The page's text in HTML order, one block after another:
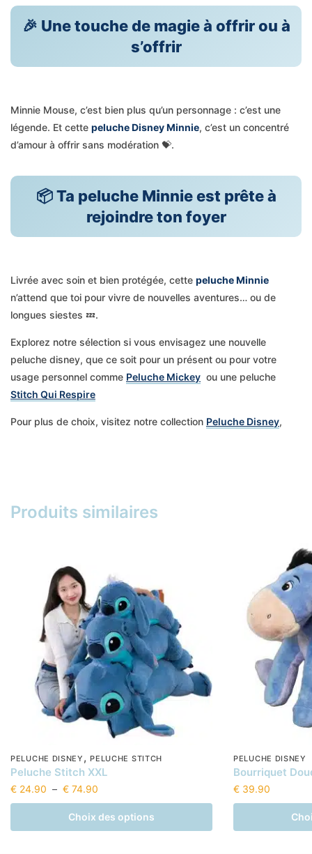
🎉 Une touche de magie à offrir ou à
s’offrir
Minnie Mouse, c’est bien plus qu’un personnage : c’est une
légende. Et cette peluche Disney Minnie, c’est un concentré
d’amour à offrir sans modération 💝.
📦 Ta peluche Minnie est prête à
rejoindre ton foyer
Livrée avec soin et bien protégée, cette peluche Minnie
n’attend que toi pour vivre de nouvelles aventures… ou de
longues siestes 💤.
Explorez notre sélection si vous envisagez une nouvelle
peluche disney, que ce soit pour un présent ou pour votre
usage personnel comme Peluche Mickey ou une peluche
Stitch Qui Respire
Pour plus de choix, visitez notre collection Peluche Disney,
Produits similaires
PELUCHE DISNEY , PELUCHE STITCH
Peluche Stitch XXL
€ 24.90 – € 74.90
de
prix :
€ 24.90
Choix des options
produit
PELUCHE DISNEY
Bourriquet
€ 39.90
produit